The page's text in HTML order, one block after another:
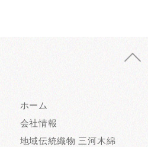
ホーム
会社情報
地域伝統織物 三河木綿